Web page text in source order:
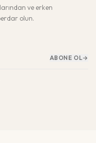
ve erken
olun.
ABONE OL→